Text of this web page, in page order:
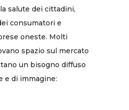
salute dei cittadini,
consumatori e
oneste. Molti
spazio sul mercato
un bisogno diffuso
e di immagine: